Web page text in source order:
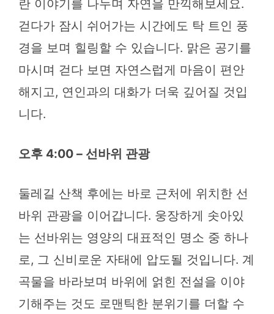
란 이야기를 나누며 자연을 만끽해보세요.
걷다가 잠시 쉬어가는 시간에도 탁 트인 풍
경을 보며 힐링할 수 있습니다. 맑은 공기를
마시며 걷다 보면 자연스럽게 마음이 편안
해지고, 연인과의 대화가 더욱 깊어질 것입
니다.
오후 4:00 – 선바위 관광
둘레길 산책 후에는 바로 근처에 위치한 선
바위 관광을 이어갑니다. 웅장하게 솟아있
는 선바위는 영양의 대표적인 명소 중 하나
로, 그 신비로운 자태에 압도될 것입니다. 계
곡물을 바라보며 바위에 얽힌 전설을 이야
기해주는 것도 로맨틱한 분위기를 더할 수